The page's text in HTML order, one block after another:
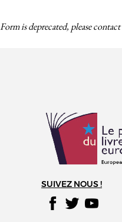
Form is deprecated, please
SUIVEZ NOUS !